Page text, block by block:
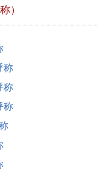
）
称
称
称